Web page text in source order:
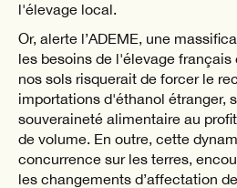
l'élevage local.
Or, alerte l’ADEME, une
les besoins de l'élevage
nos sols risquerait de forcer le
importations d'éthanol étranger,
souveraineté alimentaire au
de volume. En outre, cette
concurrence sur les terres,
les changements d’affectation